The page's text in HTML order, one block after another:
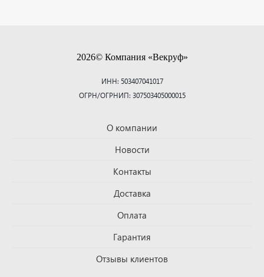
2026© Компания «Векруф»
ИНН: 503407041017
ОГРН/ОГРНИП: 307503405000015
О компании
Новости
Контакты
Доставка
Оплата
Гарантия
Отзывы клиентов